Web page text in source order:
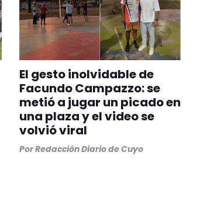
El gesto inolvidable de
Facundo Campazzo: se
metió a jugar un picado en
una plaza y el video se
volvió viral
PorRedacción Diario de Cuyo